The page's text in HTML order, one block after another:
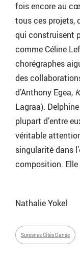
fois encore au
tous ces projets,
qui construisent
comme Céline
chorégraphes
des
d’Anthony Egea,
Lagraa).
plupart d’entre
véritable
singularité dans
composition.
Nathalie Yokel
Suresnes Cités Danse